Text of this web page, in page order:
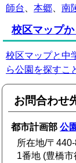
師台
本郷 南
校区マップ
校区マップと中
ら公園を探すこ
お問合わせ
都市計画部公
所在地/〒
1番地 (豊橋